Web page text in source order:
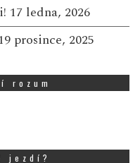
17 ledna, 2026
prosince, 2025
rozum
jezdí?